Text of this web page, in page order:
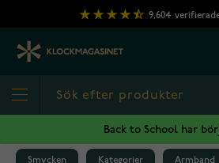
Hoppa till innehållet
9,604
Back to School har
Smycken Kategorier Armband